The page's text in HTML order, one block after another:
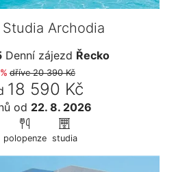
Archodia
Denní zájezd Řecko
dříve20 390 Kč
18 590 Kč
od 22. 8. 2026
polopenze studia